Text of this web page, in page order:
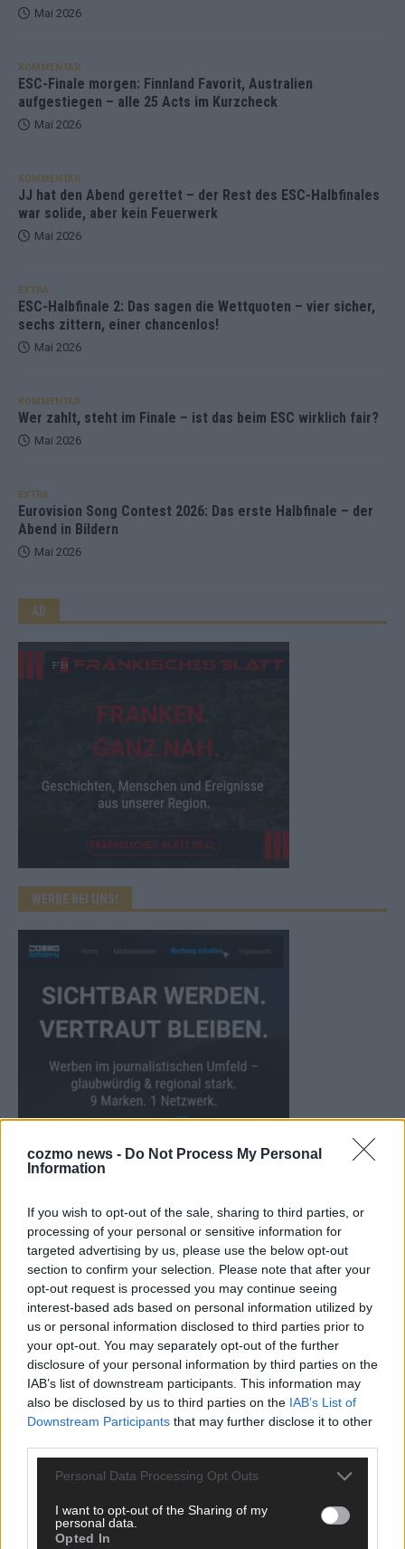
cozmo news - Do Not Process My Personal
Information
If you wish to opt-out of the sale, sharing to third parties, or
processing of your personal or sensitive information for
targeted advertising by us, please use the below opt-out
section to confirm your selection. Please note that after your
opt-out request is processed you may continue seeing
interest-based ads based on personal information utilized by
us or personal information disclosed to third parties prior to
your opt-out. You may separately opt-out of the further
disclosure of your personal information by third parties on the
IAB’s list of downstream participants. This information may
also be disclosed by us to third parties on the IAB’s List of
Downstream Participants that may further disclose it to other
Personal Data Processing Opt Outs
I want to opt-out of the Sharing of my
personal data.
Opted In
Mai 2026
KOMMENTAR
ESC-Finale morgen: Finnland Favorit, Australien
aufgestiegen – alle 25 Acts im Kurzcheck
Mai 2026
KOMMENTAR
JJ hat den Abend gerettet – der Rest des ESC-Halbfinales
war solide, aber kein Feuerwerk
Mai 2026
EXTRA
ESC-Halbfinale 2: Das sagen die Wettquoten – vier sicher,
sechs zittern, einer chancenlos!
Mai 2026
KOMMENTAR
Wer zahlt, steht im Finale – ist das beim ESC wirklich fair?
Mai 2026
EXTRA
Eurovision Song Contest 2026: Das erste Halbfinale – der
Abend in Bildern
Mai 2026
AD
WERBE BEI UNS!
AD